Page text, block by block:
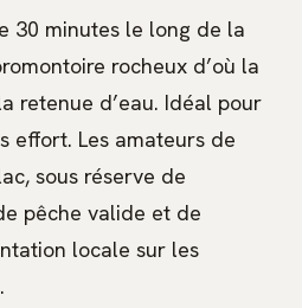
30 minutes le long de la
rocheux d’où la
retenue d’eau. Idéal pour
effort. Les amateurs de
sous réserve de
pêche valide et de
locale sur les